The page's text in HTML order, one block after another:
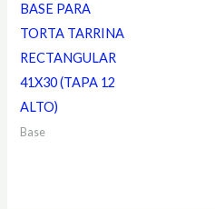
BASE PARA
TORTA TARRINA
RECTANGULAR
41X30 (TAPA 12
ALTO)
Base